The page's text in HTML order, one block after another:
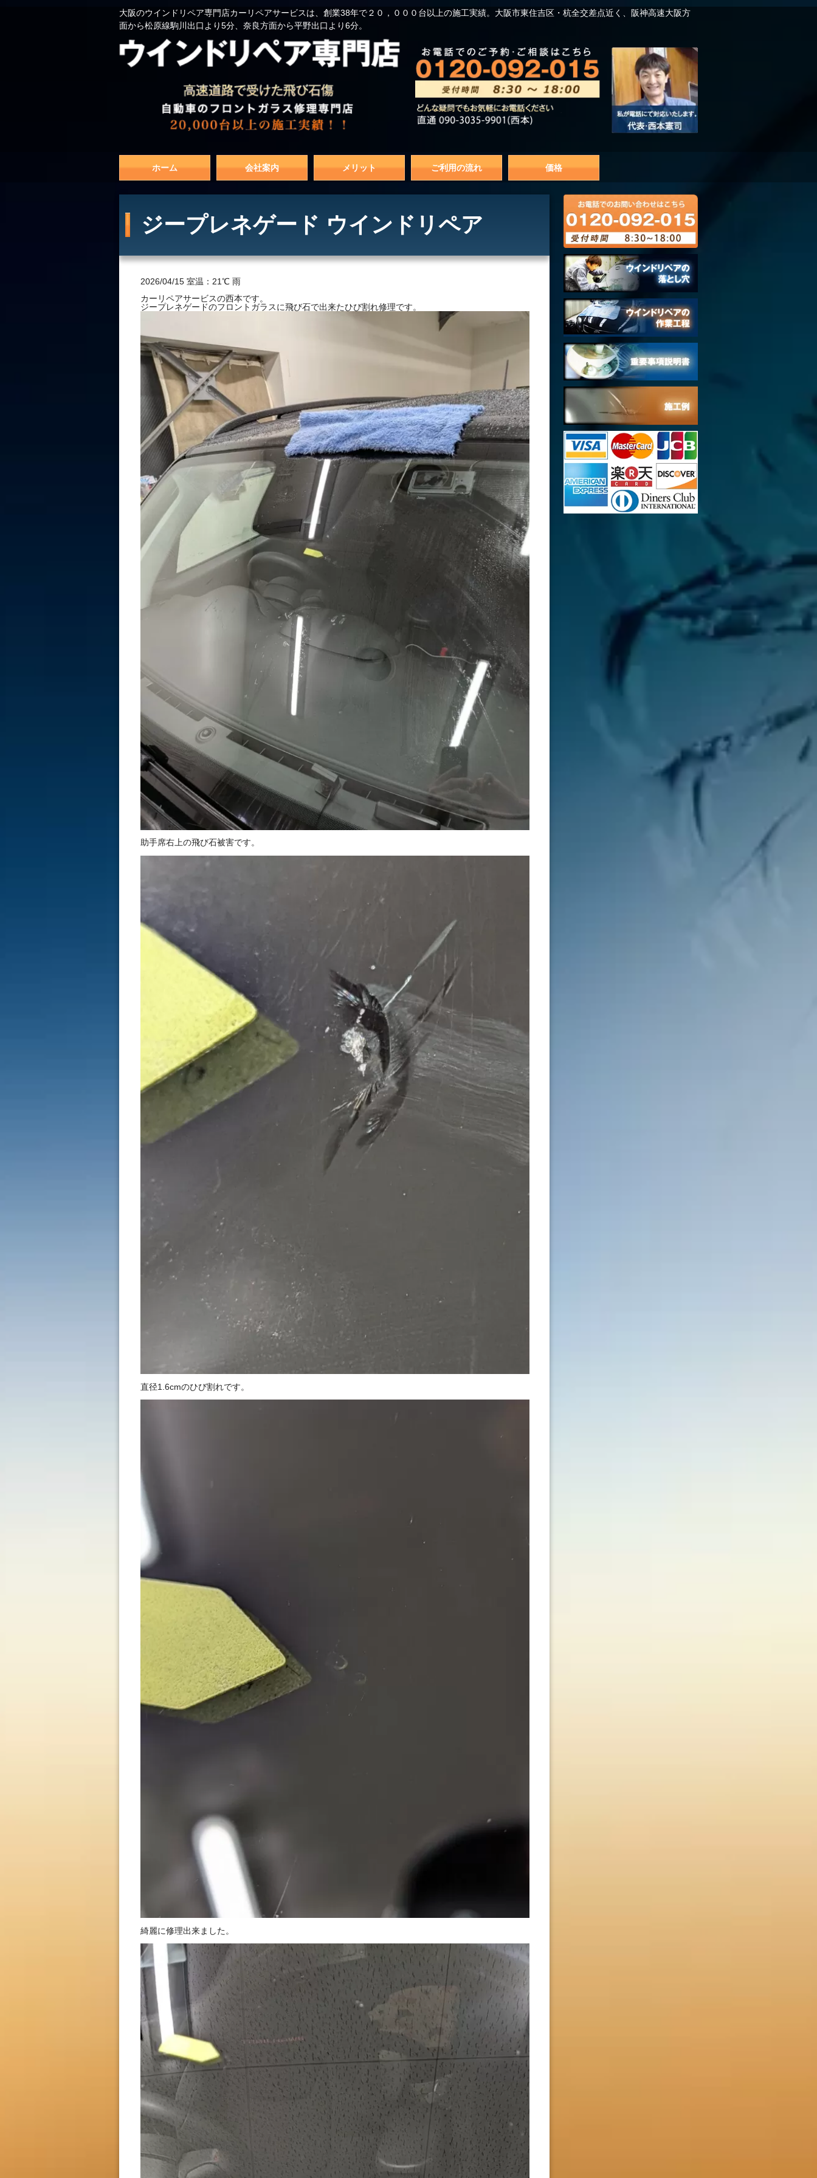
大阪のウインドリペア専門店カーリペアサービスは、創業38年で２０，０００台以上の施工実績。大阪市東住吉区・杭全交差点近く、阪神高速大阪方
面から松原線駒川出口より5分、奈良方面から平野出口より6分。
ホーム 会社案内 メリット ご利用の流れ 価格
ジープレネゲード ウインドリペア
1.6cmのひび割れ
2026/04/15 室温：21℃ 雨
カーリペアサービスの西本です。
ジープレネゲードのフロントガラスに飛び石で出来たひび割れ修理です。
助手席右上の飛び石被害です。
直径1.6cmのひび割れです。
綺麗に修理出来ました。